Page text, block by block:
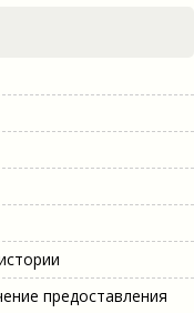
предоставления